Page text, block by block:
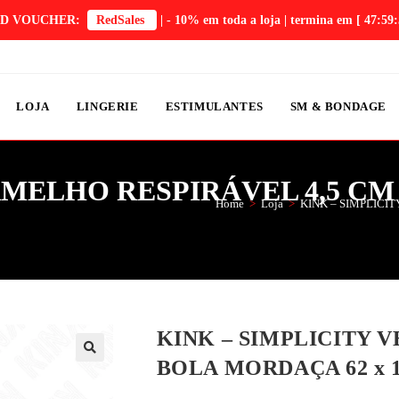
VOUCHER: RedSales | - 10% em toda a loja | termina em [
LOJA LINGERIE ESTIMULANTES SM & BONDAGE
RESPIRÁVEL 4,5
Home > Loja > KINK –
KINK – SIMPLICITY
BOLA MORDAÇA 62 x